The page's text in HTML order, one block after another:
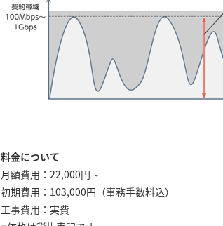
料金について
月額費用：22,000円～
初期費用：103,000円（事務手数料込）
工事費用：実費